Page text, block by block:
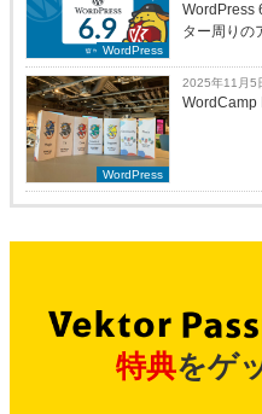
WordPress
WordPress
ター周りの
WordPress
2025年11月5
WordCamp
特典をゲ